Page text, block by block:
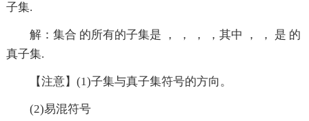
子集.
解：集合 的所有的子集是 ， ， ， ，其中 ， ， 是 的
真子集.
【注意】(1)子集与真子集符号的方向。
(2)易混符号